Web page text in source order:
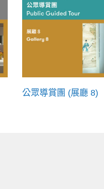
公眾導賞團 (展廳 8)